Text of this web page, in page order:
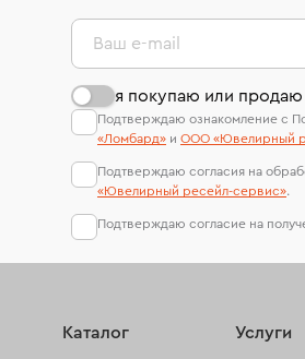
Ваш e-mail
я покупаю или
Подтверждаю ознакомление с
«Ломбард» и ООО «Ювелирный
Подтверждаю согласия на
«Ювелирный ресейл-сервиc».
Подтверждаю согласие на
Каталог Услуги